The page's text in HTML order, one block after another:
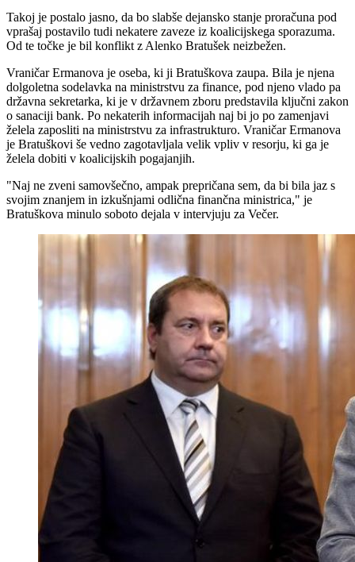
Takoj je postalo jasno, da bo slabše dejansko stanje proračuna pod
vprašaj postavilo tudi nekatere zaveze iz koalicijskega sporazuma.
Od te točke je bil konflikt z Alenko Bratušek neizbežen.
Vraničar Ermanova je oseba, ki ji Bratuškova zaupa. Bila je njena
dolgoletna sodelavka na ministrstvu za finance, pod njeno vlado pa
državna sekretarka, ki je v državnem zboru predstavila ključni zakon
o sanaciji bank. Po nekaterih informacijah naj bi jo po zamenjavi
želela zaposliti na ministrstvu za infrastrukturo. Vraničar Ermanova
je Bratuškovi še vedno zagotavljala velik vpliv v resorju, ki ga je
želela dobiti v koalicijskih pogajanjih.
"Naj ne zveni samovšečno, ampak prepričana sem, da bi bila jaz s
svojim znanjem in izkušnjami odlična finančna ministrica," je
Bratuškova minulo soboto dejala v intervjuju za Večer.